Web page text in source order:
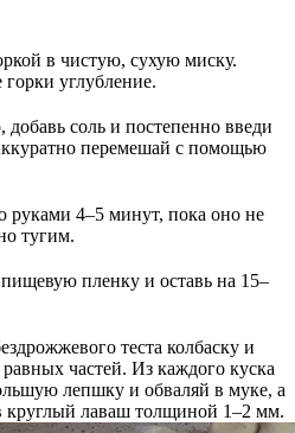
в чистую, сухую миску.
углубление.
добавь соль и постепенно введи
перемешай с помощью
руками 4–5 минут, пока оно не
тугим.
пищевую пленку и оставь на 15–
теста колбаску и
частей. Из каждого куска
лепшку и обваляй в муке, а
круглый лаваш толщиной 1–2 мм.